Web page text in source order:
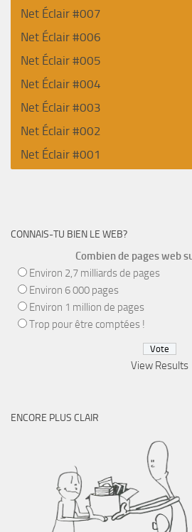
Net Éclair #007
Net Éclair #006
Net Éclair #005
Net Éclair #004
Net Éclair #003
Net Éclair #002
Net Éclair #001
CONNAIS-TU BIEN LE WEB?
Combien de pages web
Environ 2,7 milliards de pages
Environ 6 000 pages
Environ 1 million de pages
Trop pour être comptées !
View Results
ENCORE PLUS CLAIR